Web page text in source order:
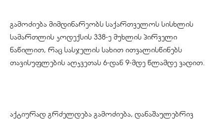
გამოძიება მიმდინარეობს საქართველოს სისხლის
სამართლის კოდექსის 338-ე მუხლის პირველი
ნაწილით, რაც სასჯელის სახით ითვალისწინებს
თავისუფლების აღკვეთას 6-დან 9-მდე წლამდე ვადით.
აქტიურად გრძელდება გამოძიება, დანაშაულებრივ